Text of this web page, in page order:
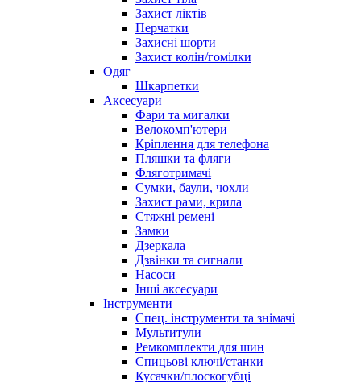
Захист ліктів
Перчатки
Захисні шорти
Захист колін/гомілки
Одяг
Шкарпетки
Аксесуари
Фари та мигалки
Велокомп'ютери
Кріплення для телефона
Пляшки та фляги
Фляготримачі
Сумки, баули, чохли
Захист рами, крила
Стяжні ремені
Замки
Дзеркала
Дзвінки та сигнали
Насоси
Інші аксесуари
Інструменти
Спец. інструменти та знімачі
Мультитули
Ремкомплекти для шин
Спицьові ключі/станки
Кусачки/плоскогубці